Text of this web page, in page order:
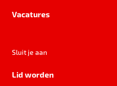
Vacatures
Sluit je aan
Lid worden